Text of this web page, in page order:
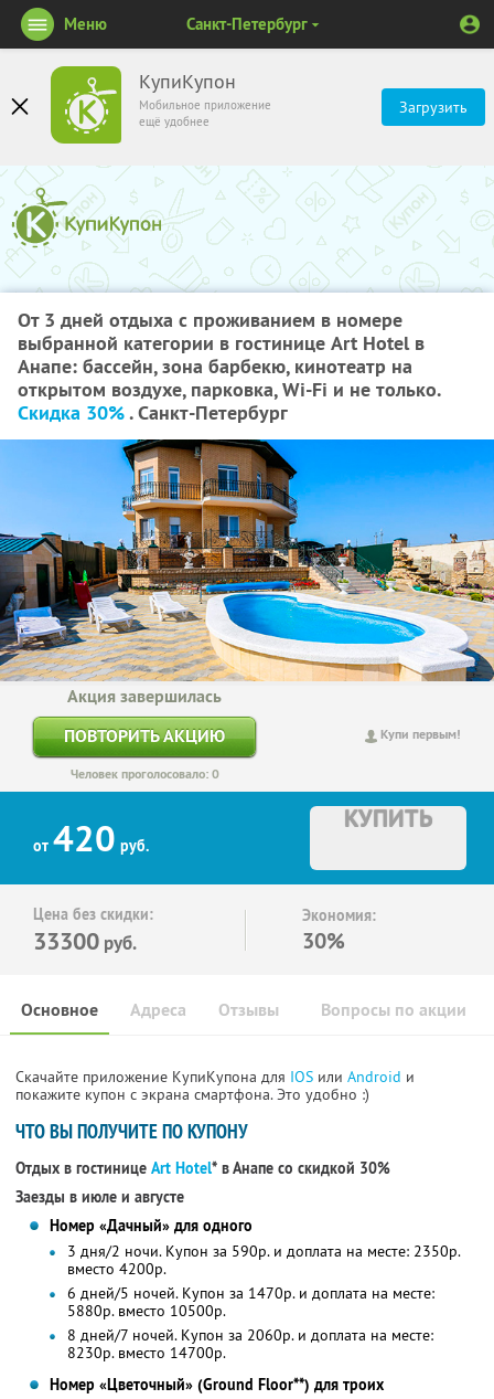
КупиКупон
Мобильное приложение
ещё удобнее
Загрузить
Меню Санкт-Петербург
От 3 дней отдыха с проживанием в номере
выбранной категории в гостинице Art Hotel в
Анапе: бассейн, зона барбекю, кинотеатр на
открытом воздухе, парковка, Wi-Fi и не только.
Скидка 30%. Санкт-Петербург
Купи первым!
Акция завершилась
ПОВТОРИТЬ АКЦИЮ
Человек проголосовало: 0
от 420 руб.
КУПИТЬ
Цена без скидки:
33300 руб.
Экономия:
30%
Основное Отзывы Вопросы по акции
Адреса
Скачайте приложение КупиКупона для IOS или Android и
покажите купон с экрана смартфона. Это удобно :)
ЧТО ВЫ ПОЛУЧИТЕ ПО КУПОНУ
Отдых в гостинице Art Hotel* в Анапе со скидкой 30%
Заезды в июле и августе
Номер «Дачный» для одного
3 дня/2 ночи. Купон за 590р. и доплата на месте: 2350р.
вместо 4200р.
6 дней/5 ночей. Купон за 1470р. и доплата на месте:
5880р. вместо 10500р.
8 дней/7 ночей. Купон за 2060р. и доплата на месте:
8230р. вместо 14700р.
Номер «Цветочный» (Ground Floor**) для троих